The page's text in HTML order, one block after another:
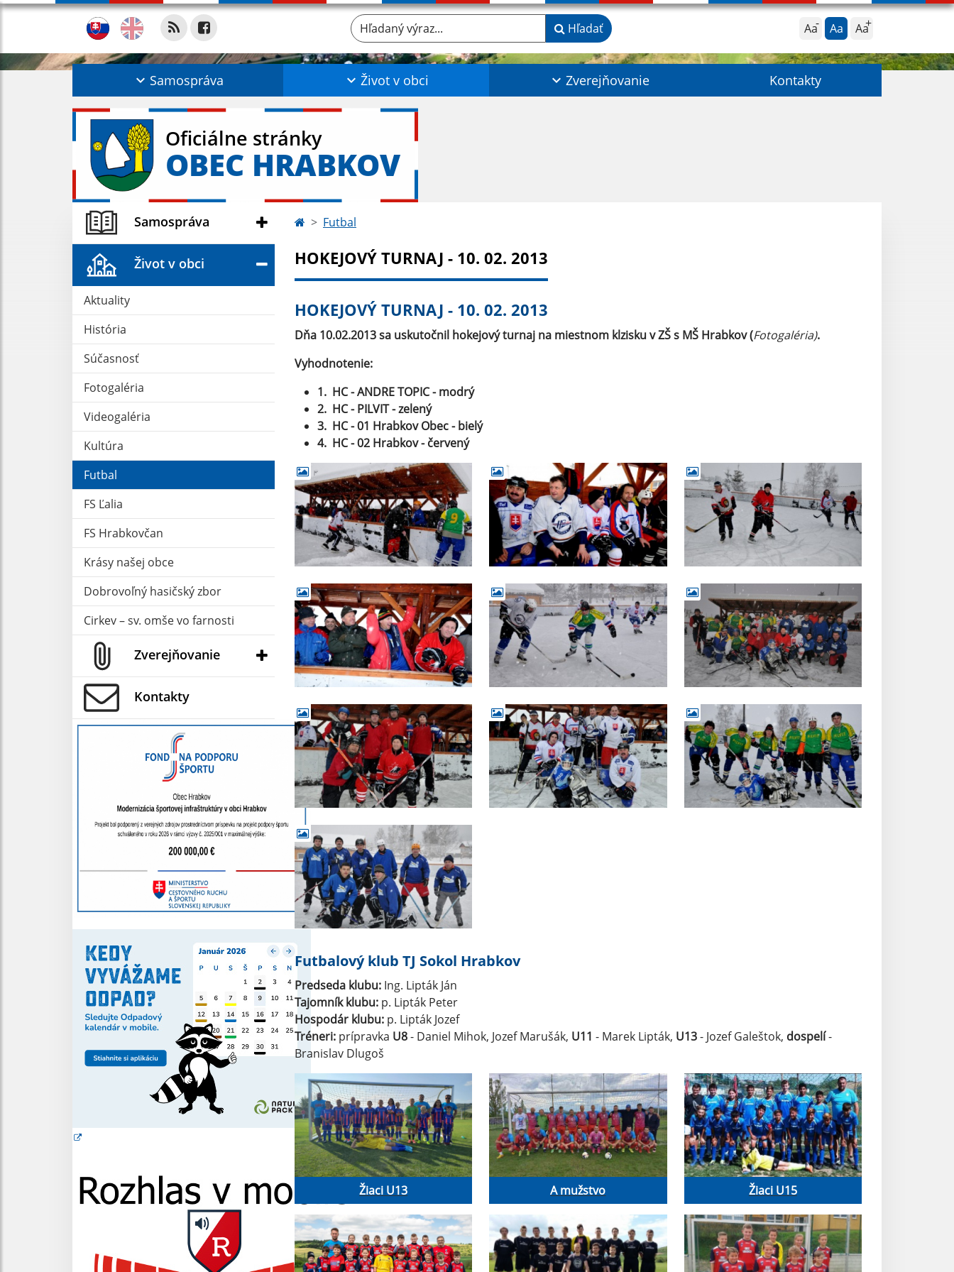
Aa Aa Aa
Hľadaný výraz... Hľadať
Samospráva Život v obci Zverejňovanie Kontakty
Oficiálne stránky
OBEC HRABKOV
Samospráva
Život v obci
Aktuality
História
Súčasnosť
Fotogaléria
Videogaléria
Kultúra
Futbal
FS Ľalia
FS Hrabkovčan
Krásy našej obce
Dobrovoľný hasičský zbor
Cirkev – sv. omše vo farnosti
Zverejňovanie
Kontakty
Futbal
HOKEJOVÝ TURNAJ - 10. 02. 2013
HOKEJOVÝ TURNAJ - 10. 02. 2013
Dňa 10.02.2013 sa uskutočnil hokejový turnaj na miestnom klzisku v ZŠ s MŠ Hrabkov (Fotogaléria).
Vyhodnotenie:
1. HC - ANDRE TOPIC- modrý
2. HC - PILVIT - zelený
3. HC - 01 Hrabkov Obec - bielý
4. HC - 02 Hrabkov - červený
Futbalový klub TJ Sokol Hrabkov
Predseda klubu: Ing. Lipták Ján
Tajomník klubu: p. Lipták Peter
Hospodár klubu: p. Lipták Jozef
Tréneri: prípravka U8- Daniel Mihok, Jozef Marušák, U11 - Marek Lipták, U13- Jozef Galeštok, dospelí-
Branislav Dlugoš
Žiaci U13 A mužstvo Žiaci U15